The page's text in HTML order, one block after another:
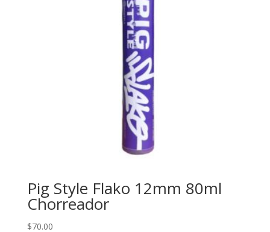
Pig Style Flako 12mm 80ml
Chorreador
$70.00